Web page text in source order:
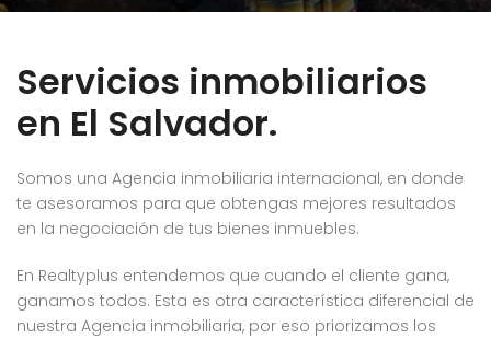
Servicios inmobiliarios
en El Salvador.
Somos una Agencia inmobiliaria internacional, en donde
te asesoramos para que obtengas mejores resultados
en la negociación de tus bienes inmuebles.
En Realtyplus entendemos que cuando el cliente gana,
ganamos todos. Esta es otra característica diferencial de
nuestra Agencia inmobiliaria, por eso priorizamos los